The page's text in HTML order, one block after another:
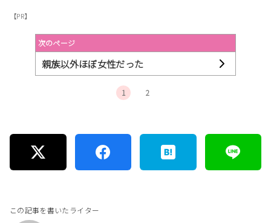
【PR】
次のページ
親族以外ほぼ女性だった
1 2
この記事を書いたライター